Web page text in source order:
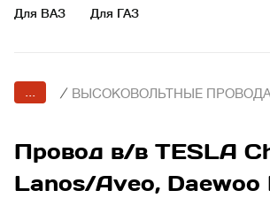
Для ВАЗ
Для ГАЗ
... / ВЫСОКОВОЛЬТНЫЕ
Провод в/в TESLA
Lanos/Aveo, Daewoo